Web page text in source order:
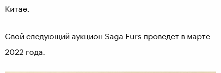
Китае.
Свой следующий аукцион Saga Furs проведет в марте
2022 года.